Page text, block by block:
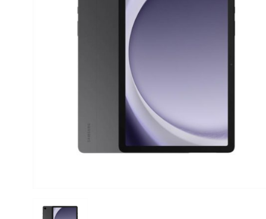
ΠΡΟΣΩΠΙΚΗ ΦΡΟΝΤΙΔΑ